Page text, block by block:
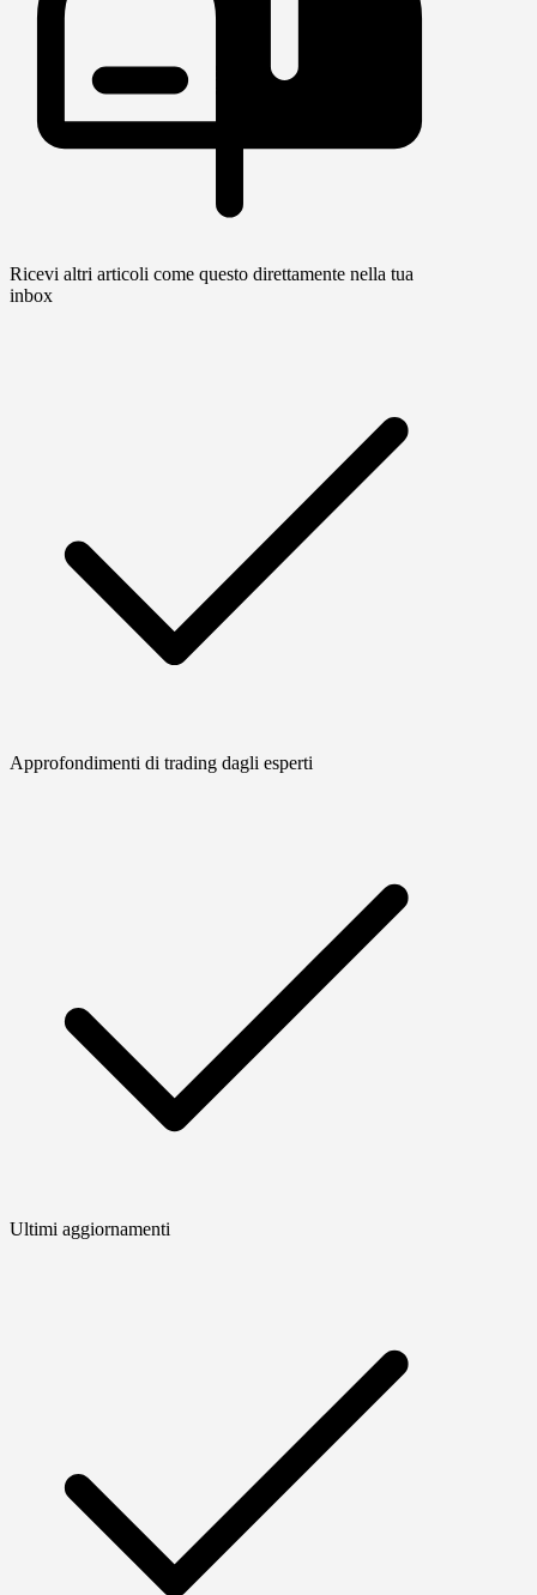
Ricevi altri articoli come questo direttamente nella tua
inbox
Approfondimenti di trading dagli esperti
Ultimi aggiornamenti